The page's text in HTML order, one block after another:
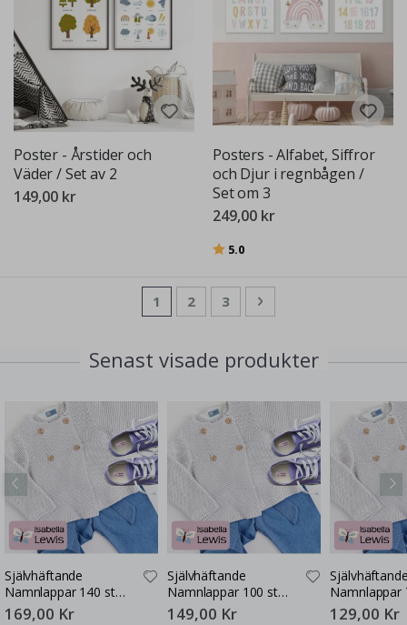
Poster - Årstider och
Väder / Set av 2
149,00 kr
Posters - Alfabet, Siffror
och Djur i regnbågen /
Set om 3
249,00 kr
Betyg:
5.0
SidaYou're currently reading page
1 Sida
2 Sida
3 Sida
Nästa
Senast visade produkter
Självhäftande
Namnlappar 140 st
30x13 mm
169,00 Kr
Självhäftande
Namnlappar 100 st
30x13 mm
149,00 Kr
Namnlappar
30x13 mm
129,00 Kr